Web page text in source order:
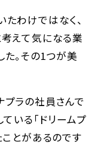
わけではなく、
えて気になる業
。その1つが美
ラの社員さんで
いる「ドリームプ
ことがあるのです